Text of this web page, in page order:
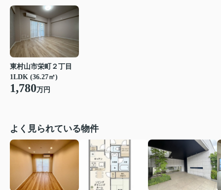
東村山市栄町２丁目
1LDK (36.27㎡)
1,780万円
よく見られている物件